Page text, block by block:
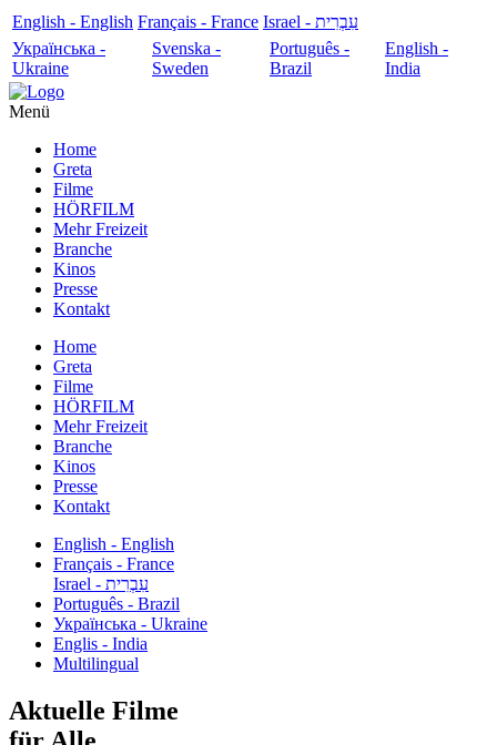
English - English Français - France
עִבְרִית - Israel
Українська -
Ukraine
Svenska -
Sweden
Português -
Brazil
English -
India
Menü
Home
Greta
Filme
HÖRFILM
Mehr Freizeit
Branche
Kinos
Presse
Kontakt
Home
Greta
Filme
HÖRFILM
Mehr Freizeit
Branche
Kinos
Presse
Kontakt
English - English
Français - France
עִבְרִית - Israel
Português - Brazil
Українська - Ukraine
Englis - India
Multilingual
Aktuelle Filme